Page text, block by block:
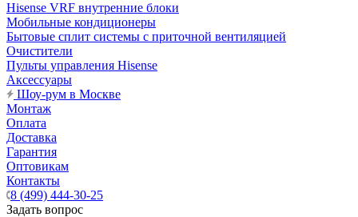
Hisense VRF внутренние блоки
Мобильные кондиционеры
Бытовые сплит системы с приточной вентиляцией
Очистители
Пульты управления Hisense
Аксессуары
Шоу-рум в Москве
Монтаж
Оплата
Доставка
Гарантия
Оптовикам
Контакты
8 (499) 444-30-25
Задать вопрос